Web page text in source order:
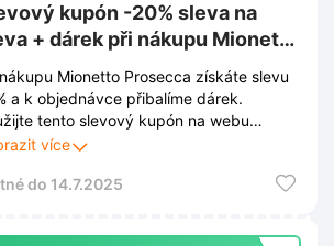
kupón -20% sleva na
+ dárek při nákupu Mionetto
na
Mionetto Prosecca získáte slevu
a k objednávce přibalíme dárek.
tento slevový kupón na webu
a dopřejte si prémiové
více
do 14.7.2025